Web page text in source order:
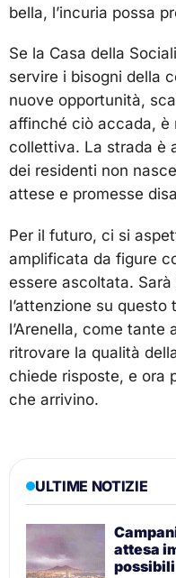
bella, l’incuria possa
Se la Casa della
servire i bisogni della
nuove opportunità,
affinché ciò accada, è
collettiva. La strada è
dei residenti non
attese e promesse
Per il futuro, ci si
amplificata da figure
essere ascoltata.
l’attenzione su
l’Arenella, come tante
ritrovare la qualità
chiede risposte, e ora
che arrivino.
ULTIME NOTIZIE
attesa